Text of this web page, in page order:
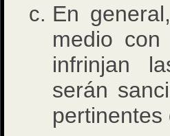
En
medio con
infrinjan
serán
pertinentes